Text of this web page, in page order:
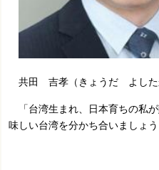
共田 吉孝（きょうだ よした
「台湾生まれ、日本育ちの私
味しい台湾を分かち合いましょう